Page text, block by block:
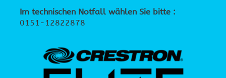
Im technischen Notfall wählen Sie bitte :
0151-12822878